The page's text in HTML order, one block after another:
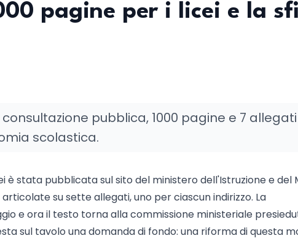
pagine per i licei e la
pubblica, 1000 pagine e 7 allegati
scolastica.
è stata pubblicata sul sito del ministero dell'Istruzione e del
su sette allegati, uno per ciascun indirizzo. La
e ora il testo torna alla commissione ministeriale
sul tavolo una domanda di fondo: una riforma di questa